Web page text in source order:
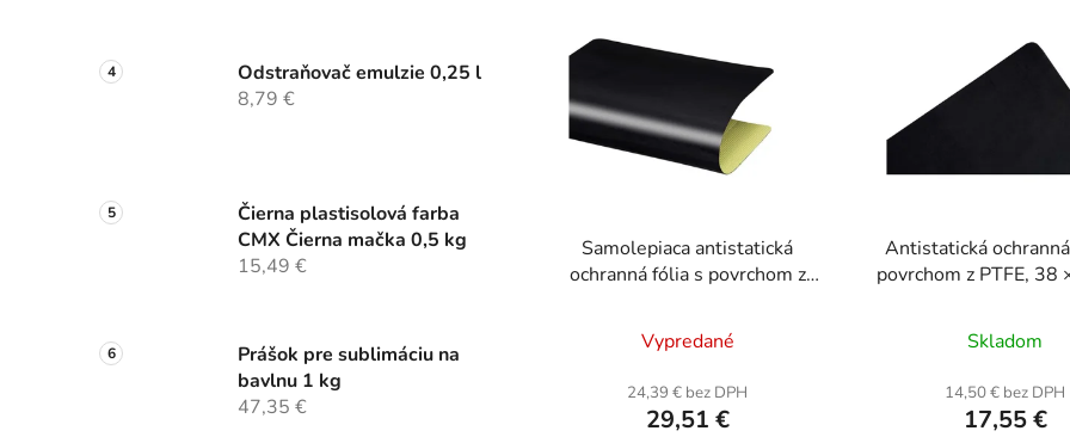
Odstraňovač emulzie 0,25 l
8,79 €
Čierna plastisolová farba
CMX Čierna mačka 0,5 kg
15,49 €
Prášok pre sublimáciu na
bavlnu 1 kg
47,35 €
Samolepiaca antistatická
ochranná fólia s povrchom z
Vypredané
24,39 € bez DPH
29,51 €
Antistatická
povrchom z PTFE, 38
Skladom
14,50 € bez DPH
17,55 €